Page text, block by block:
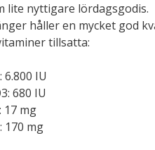
lite nyttigare lördagsgodis.
håller en mycket god
tillsatta:
6.800 IU
680 IU
17 mg
170 mg